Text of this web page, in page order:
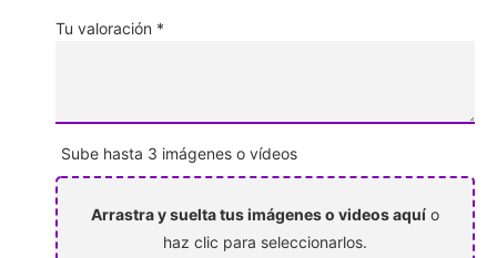
Tu valoración *
Sube hasta 3 imágenes o vídeos
Arrastra y suelta tus imágenes o videos aquí o
haz clic para seleccionarlos.